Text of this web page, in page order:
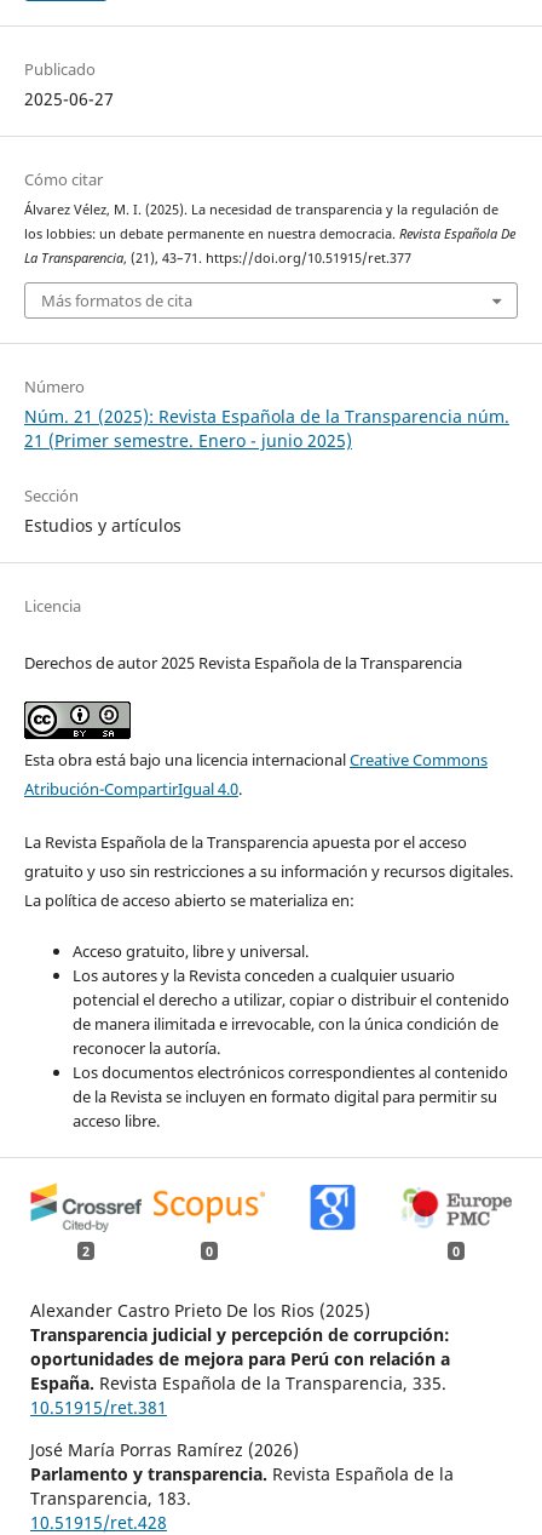
Publicado
2025-06-27
Cómo citar
Álvarez Vélez, M. I. (2025). La necesidad de transparencia y la regulación de
los lobbies: un debate permanente en nuestra democracia. Revista Española De
La Transparencia, (21), 43–71. https://doi.org/10.51915/ret.377
Más formatos de cita
Número
Núm. 21 (2025): Revista Española de la Transparencia núm.
21 (Primer semestre. Enero - junio 2025)
Sección
Estudios y artículos
Licencia
Derechos de autor 2025 Revista Española de la Transparencia
Esta obra está bajo una licencia internacionalCreative Commons
Atribución-CompartirIgual 4.0.
La Revista Española de la Transparencia apuesta por el acceso
gratuito y uso sin restricciones a su información y recursos digitales.
La política de acceso abierto se materializa en:
Acceso gratuito, libre y universal.
Los autores y la Revista conceden a cualquier usuario
potencial el derecho a utilizar, copiar o distribuir el contenido
de manera ilimitada e irrevocable, con la única condición de
reconocer la autoría.
Los documentos electrónicos correspondientes al contenido
de la Revista se incluyen en formato digital para permitir su
acceso libre.
2 0 0
Alexander Castro Prieto De los Rios (2025)
Transparencia judicial y percepción de corrupción:
oportunidades de mejora para Perú con relación a
España. Revista Española de la Transparencia, 335.
10.51915/ret.381
José María Porras Ramírez (2026)
Parlamento y transparencia. Revista Española de la
Transparencia, 183.
10.51915/ret.428